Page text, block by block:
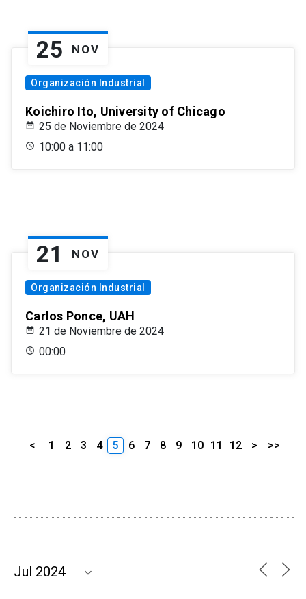
25 NOV
Organización Industrial
Koichiro Ito, University of Chicago
25 de Noviembre de 2024
10:00 a 11:00
21 NOV
Organización Industrial
Carlos Ponce, UAH
21 de Noviembre de 2024
00:00
< 1 2 3 4 5 6 7 8 9 10 11 12 > >>